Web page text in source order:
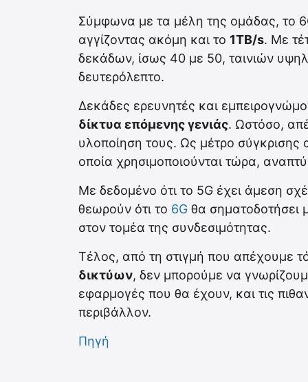
Σύμφωνα με τα μέλη της ομάδας, το
αγγίζοντας ακόμη και το 1TB/s. Με
δεκάδων, ίσως 40 με 50, ταινιών
δευτερόλεπτο.
Δεκάδες ερευνητές και
δίκτυα επόμενης γενιάς. Ωστόσο,
υλοποίηση τους. Ως μέτρο σύγκρισης
οποία χρησιμοποιούνται τώρα,
Με δεδομένο ότι το 5G έχει άμεση
θεωρούν ότι το 6G θα σηματοδοτήσει
στον τομέα της συνδεσιμότητας.
Τέλος, από τη στιγμή που απέχουμε
δικτύων, δεν μπορούμε να
εφαρμογές που θα έχουν, και τις
περιβάλλον.
Πηγή